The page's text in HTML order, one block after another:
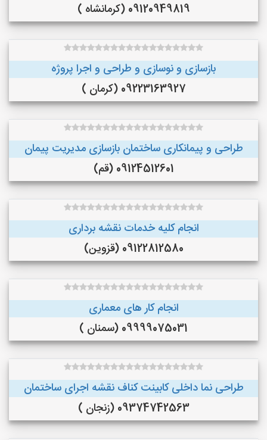
09120949819 (کرمانشاه )
بازسازی و نوسازی و طراحی و اجرا پروژه
09223163927 (کرمان )
طراحی و پیمانکاری ساختمان بازسازی مدیریت پیمان
09124512601 (قم)
انجام کلیه خدمات نقشه برداری
09122812580 (قزوین)
انجام کار های معماری
09999075031 (سمنان )
طراحی نما داخلی کابینت کناف نقشه اجرای ساختمان
09374742563 (زنجان )